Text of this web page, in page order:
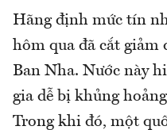
Hãng định mức tín
hôm qua đã cắt giảm
Ban Nha. Nước này
gia dễ bị khủng
Trong khi đó, một